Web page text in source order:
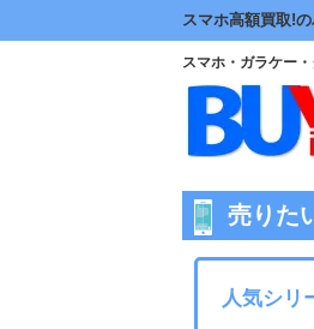
スマホ高額買取!
スマホ・ガラケー
売りた
人気シリ